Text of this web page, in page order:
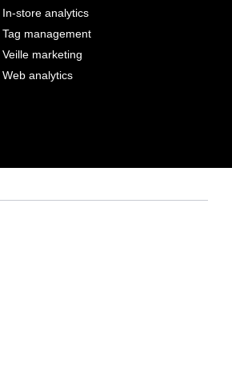
In-store analytics
Tag management
Veille marketing
Web analytics